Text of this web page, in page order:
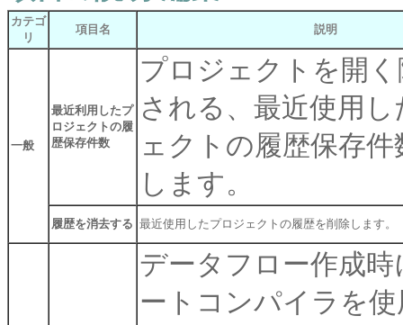
カテゴ
リ
項目名 説明
一般
最近利用したプ
ロジェクトの履
歴保存件数
プロジェクトを開
される、最近使用
ェクトの履歴保存
します。
履歴を消去する 最近使用したプロジェクトの履歴を削除します。
データフロー作成
ートコンパイラを